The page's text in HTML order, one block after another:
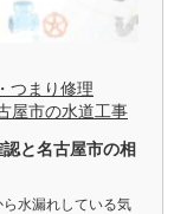
つまり修理
屋市の水道工事
と名古屋市の相
水漏れしている気